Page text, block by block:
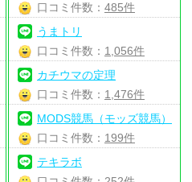
口コミ件数： 485件
うまトリ
口コミ件数： 1,056件
カチウマの定理
口コミ件数： 1,476件
MODS競馬（モッズ競馬）
口コミ件数： 199件
テキラボ